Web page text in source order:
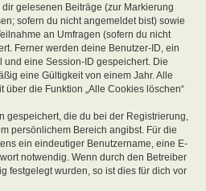
gelesenen Beiträge (zur Markierung
sofern du nicht angemeldet bist) sowie
an Umfragen (sofern du nicht
Ferner werden deine Benutzer-ID, ein
eine Session-ID gespeichert. Die
eine Gültigkeit von einem Jahr. Alle
über die Funktion „Alle Cookies löschen“
gespeichert, die du bei der Registrierung,
persönlichem Bereich angibst. Für die
ein eindeutiger Benutzername, eine E-
notwendig. Wenn durch den Betreiber
festgelegt wurden, so ist dies für dich vor